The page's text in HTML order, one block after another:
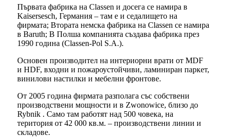
Първата фабрика на Classen и досега се намира в
Kaisersesch, Германия – там е и седалището на
фирмата; Втората немска фабрика на Classen се намира
в Baruth; В Полша компанията създава фабрика през
1990 година (Classen-Pol S.A.).
Основен производител на интериорни врати от MDF
и HDF, входни и пожароустойчиви, ламиниран паркет,
винилови настилки и мебелни фронтове.
От 2005 година фирмата разполага със собствени
производствени мощности и в Zwonowice, близо до
Rybnik . Само там работят над 500 човека, на
територия от 42 000 кв.м. – производствени линии и
складове.